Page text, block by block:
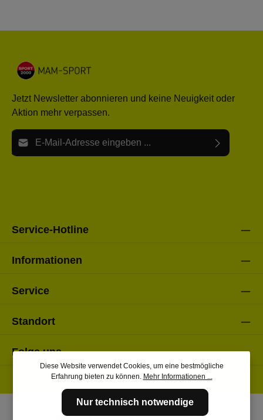
Jetzt Newsletter abonnieren und keine Neuigkeit oder
Aktion mehr verpassen.
E-Mail-Adresse*
Service-Hotline
Informationen
Service
Standort
Folge uns
Diese Website verwendet Cookies, um eine bestmögliche
Erfahrung bieten zu können. Mehr Informationen ...
Nur technisch notwendige